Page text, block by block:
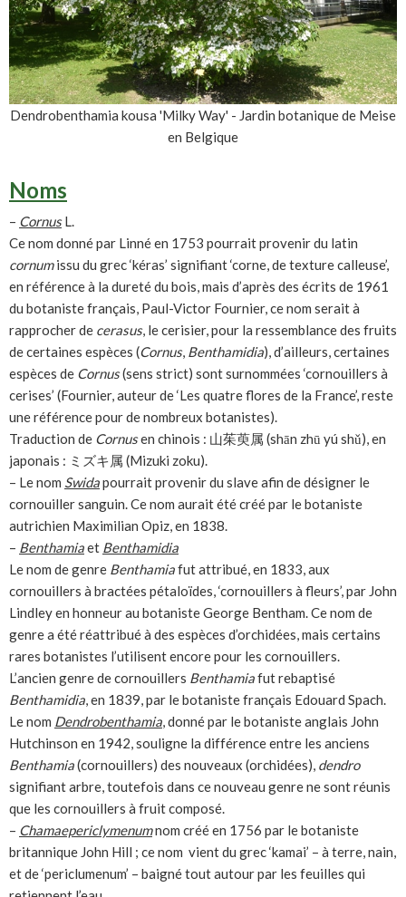
Dendrobenthamia kousa 'Milky Way' - Jardin botanique de Meise
en Belgique
Noms
– CornusL.
Ce nom donné par Linné en 1753 pourrait provenir du latin
cornumissu du grec ‘kéras’ signifiant ‘corne, de texture calleuse’,
en référence à la dureté du bois, mais d’après des écrits de 1961
du botaniste français, Paul-Victor Fournier, ce nom serait à
rapprocher de cerasus, le cerisier, pour la ressemblance des fruits
de certaines espèces (Cornus, Benthamidia), d’ailleurs, certaines
espèces de Cornus(sens strict) sont surnommées ‘cornouillers à
cerises’ (Fournier, auteur de ‘Les quatre flores de la France’, reste
une référence pour de nombreux botanistes).
Traduction de Cornusen chinois : 山茱萸属 (shān zhū yú shǔ), en
japonais : ミズキ属 (Mizuki zoku).
– Le nom Swidapourrait provenir du slave afin de désigner le
cornouiller sanguin. Ce nom aurait été créé par le botaniste
autrichien Maximilian Opiz, en 1838.
– Benthamiaet Benthamidia
Le nom de genre Benthamiafut attribué, en 1833, aux
cornouillers à bractées pétaloïdes, ‘cornouillers à fleurs’, par John
Lindley en honneur au botaniste George Bentham. Ce nom de
genre a été réattribué à des espèces d’orchidées, mais certains
rares botanistes l’utilisent encore pour les cornouillers.
L’ancien genre de cornouillers Benthamiafut rebaptisé
Benthamidia, en 1839, par le botaniste français Edouard Spach.
Le nom Dendrobenthamia, donné par le botaniste anglais John
Hutchinson en 1942, souligne la différence entre les anciens
Benthamia(cornouillers) des nouveaux (orchidées), dendro
signifiant arbre, toutefois dans ce nouveau genre ne sont réunis
que les cornouillers à fruit composé.
– Chamaepericlymenumnom créé en 1756 par le botaniste
britannique John Hill ; ce nom vient du grec ‘kamai’ – à terre, nain,
et de ‘periclumenum’ – baigné tout autour par les feuilles qui